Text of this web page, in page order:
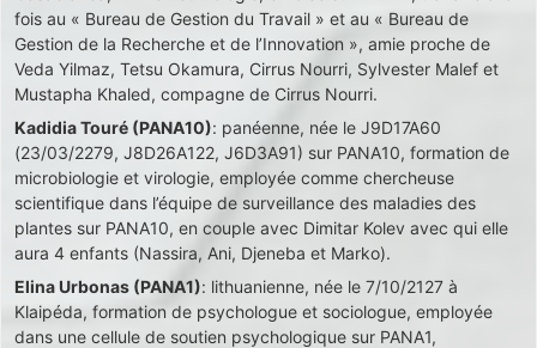
fois au « Bureau de Gestion du Travail » et au « Bureau de
Gestion de la Recherche et de l’Innovation », amie proche de
Veda Yilmaz, Tetsu Okamura, Cirrus Nourri, Sylvester Malef et
Mustapha Khaled, compagne de Cirrus Nourri.
Kadidia Touré (PANA10): panéenne, née le J9D17A60
(23/03/2279, J8D26A122, J6D3A91) sur PANA10, formation de
microbiologie et virologie, employée comme chercheuse
scientifique dans l’équipe de surveillance des maladies des
plantes sur PANA10, en couple avec Dimitar Kolev avec qui elle
aura 4 enfants (Nassira, Ani, Djeneba et Marko).
Elina Urbonas (PANA1): lithuanienne, née le 7/10/2127 à
Klaipéda, formation de psychologue et sociologue, employée
dans une cellule de soutien psychologique sur PANA1,